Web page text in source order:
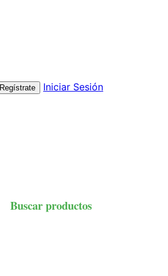
Regístrate Iniciar Sesión
Buscar productos